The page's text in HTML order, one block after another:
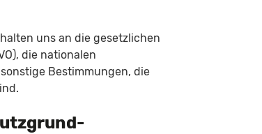
uns an die gesetzlichen
die nationalen
Bestimmungen, die